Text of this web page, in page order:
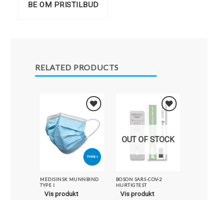
BE OM PRISTILBUD
RELATED PRODUCTS
Legg i
Favoritter
MEDISINSK MUNNBIND
TYPE I
Vis produkt
Legg i
Favoritter
OUT OF STOCK
BOSON SARS-COV-2
HURTIGTEST
Vis produkt